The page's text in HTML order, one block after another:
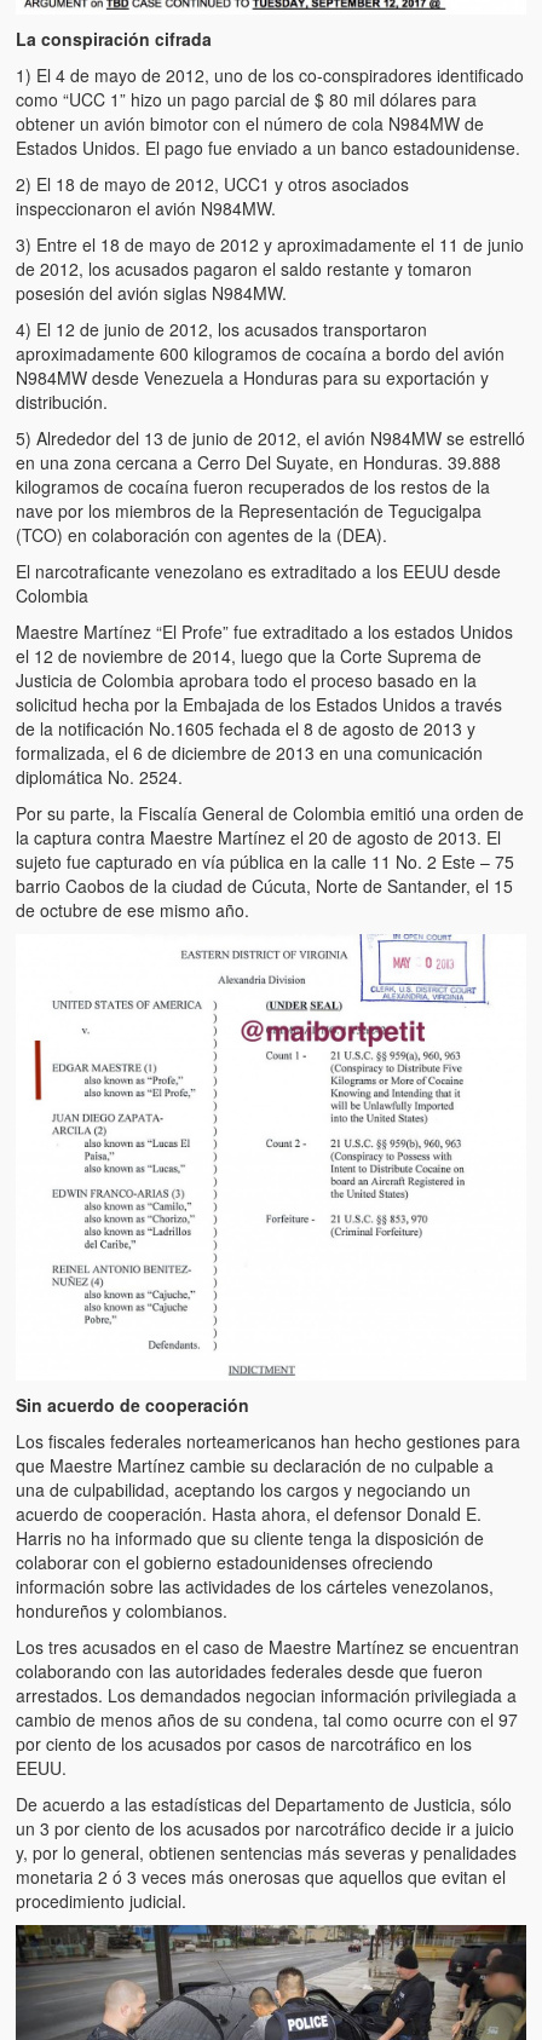
La conspiración cifrada
1) El 4 de mayo de 2012, uno de los co-conspiradores identificado
como “UCC 1” hizo un pago parcial de $ 80 mil dólares para
obtener un avión bimotor con el número de cola N984MW de
Estados Unidos. El pago fue enviado a un banco estadounidense.
2) El 18 de mayo de 2012, UCC1 y otros asociados
inspeccionaron el avión N984MW.
3) Entre el 18 de mayo de 2012 y aproximadamente el 11 de junio
de 2012, los acusados pagaron el saldo restante y tomaron
posesión del avión siglas N984MW.
4) El 12 de junio de 2012, los acusados transportaron
aproximadamente 600 kilogramos de cocaína a bordo del avión
N984MW desde Venezuela a Honduras para su exportación y
distribución.
5) Alrededor del 13 de junio de 2012, el avión N984MW se estrelló
en una zona cercana a Cerro Del Suyate, en Honduras. 39.888
kilogramos de cocaína fueron recuperados de los restos de la
nave por los miembros de la Representación de Tegucigalpa
(TCO) en colaboración con agentes de la (DEA).
El narcotraficante venezolano es extraditado a los EEUU desde
Colombia
Maestre Martínez “El Profe” fue extraditado a los estados Unidos
el 12 de noviembre de 2014, luego que la Corte Suprema de
Justicia de Colombia aprobara todo el proceso basado en la
solicitud hecha por la Embajada de los Estados Unidos a través
de la notificación No.1605 fechada el 8 de agosto de 2013 y
formalizada, el 6 de diciembre de 2013 en una comunicación
diplomática No. 2524.
Por su parte, la Fiscalía General de Colombia emitió una orden de
la captura contra Maestre Martínez el 20 de agosto de 2013. El
sujeto fue capturado en vía pública en la calle 11 No. 2 Este – 75
barrio Caobos de la ciudad de Cúcuta, Norte de Santander, el 15
de octubre de ese mismo año.
Sin acuerdo de cooperación
Los fiscales federales norteamericanos han hecho gestiones para
que Maestre Martínez cambie su declaración de no culpable a
una de culpabilidad, aceptando los cargos y negociando un
acuerdo de cooperación. Hasta ahora, el defensor Donald E.
Harris no ha informado que su cliente tenga la disposición de
colaborar con el gobierno estadounidenses ofreciendo
información sobre las actividades de los cárteles venezolanos,
hondureños y colombianos.
Los tres acusados en el caso de Maestre Martínez se encuentran
colaborando con las autoridades federales desde que fueron
arrestados. Los demandados negocian información privilegiada a
cambio de menos años de su condena, tal como ocurre con el 97
por ciento de los acusados por casos de narcotráfico en los
EEUU.
De acuerdo a las estadísticas del Departamento de Justicia, sólo
un 3 por ciento de los acusados por narcotráfico decide ir a juicio
y, por lo general, obtienen sentencias más severas y penalidades
monetaria 2 ó 3 veces más onerosas que aquellos que evitan el
procedimiento judicial.